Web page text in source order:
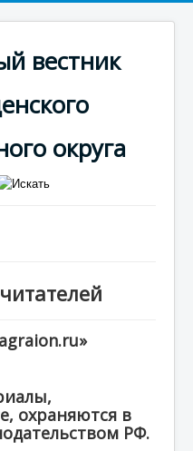
вестник
округа
охраняются в
РФ.